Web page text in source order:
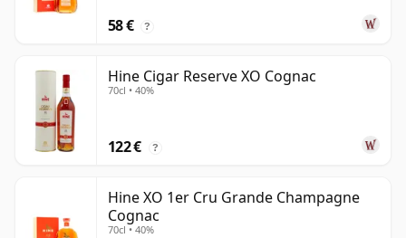
58 € ?
Hine Cigar Reserve XO Cognac
70cl • 40%
122 € ?
Hine XO 1er Cru Grande Champagne
Cognac
70cl • 40%